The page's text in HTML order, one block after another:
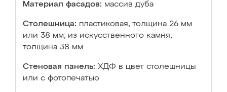
Материал фасадов: массив дуба
Столешница: пластиковая, толщина 26 мм
или 38 мм; из искусственного камня,
толщина 38 мм
Стеновая панель: ХДФ в цвет столешницы
или с фотопечатью